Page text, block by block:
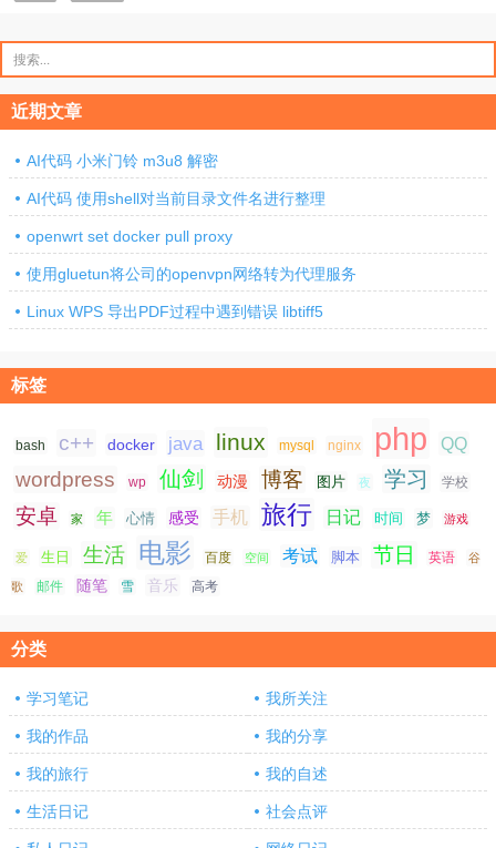
索：
近期文章
AI代码 小米门铃 m3u8 解密
AI代码 使用shell对当前目录文件名进行整理
openwrt set docker pull proxy
使用gluetun将公司的openvpn网络转为代理服务
Linux WPS 导出PDF过程中遇到错误 libtiff5
标签
bash c++ docker java linux mysql nginx php QQ
wordpress wp 仙剑 动漫 博客 图片 夜 学习 学校
安卓 家 年 心情 感受 手机 旅行 日记 时间 梦 游戏
爱 生日 生活 电影 百度 空间 考试 脚本 节日 英语 谷
歌 邮件 随笔 雪 音乐 高考
分类
学习笔记 我所关注
我的作品 我的分享
我的旅行 我的自述
生活日记 社会点评